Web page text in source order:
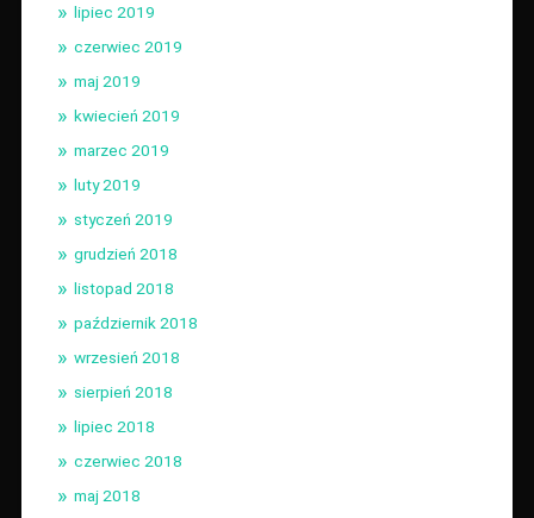
lipiec 2019
czerwiec 2019
maj 2019
kwiecień 2019
marzec 2019
luty 2019
styczeń 2019
grudzień 2018
listopad 2018
październik 2018
wrzesień 2018
sierpień 2018
lipiec 2018
czerwiec 2018
maj 2018